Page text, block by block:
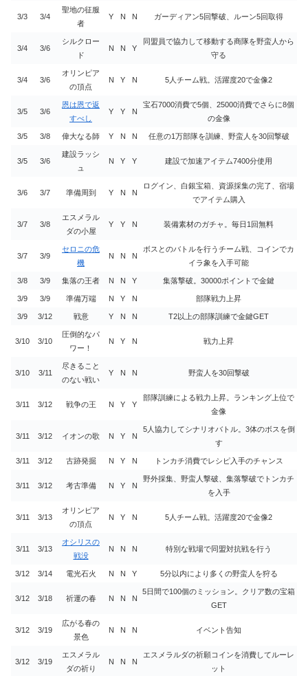
3/3 3/4
聖地の征服
者
Y N N ガーディアン5回撃破、ルーン5回取得
3/4 3/6
シルクロー
ド
N N Y
同盟員で協力して移動する商隊を野蛮人から
守る
3/4 3/6
オリンピア
の頂点
N Y N 5人チーム戦。活躍度20で金像2
3/5 3/6
恩は恩で返
すべし
Y Y N
宝石7000消費で5個、25000消費でさらに8個
の金像
3/5 3/8 偉大なる師 Y N N 任意の1万部隊を訓練、野蛮人を30回撃破
3/5 3/6
建設ラッシ
ュ
N Y Y 建設で加速アイテム7400分使用
3/6 3/7 準備周到 Y N N
ログイン、白銀宝箱、資源採集の完了、宿場
でアイテム購入
3/7 3/8
エスメラル
ダの小屋
Y Y N 装備素材のガチャ。毎日1回無料
3/7 3/9
セロニの危
機
N N N
ボスとのバトルを行うチーム戦、コインでカ
イラ象を入手可能
3/8 3/9 集落の王者 N N Y 集落撃破。30000ポイントで金鍵
3/9 3/9 準備万端 N Y N 部隊戦力上昇
3/9 3/12 戦意 Y N N T2以上の部隊訓練で金鍵GET
3/10 3/10
圧倒的なパ
ワー！
N Y N 戦力上昇
3/10 3/11
尽きること
のない戦い
Y N N 野蛮人を30回撃破
3/11 3/12 戦争の王 N Y Y
部隊訓練による戦力上昇。ランキング上位で
金像
3/11 3/12 イオンの歌 N Y N
5人協力してシナリオバトル。3体のボスを倒
す
3/11 3/12 古跡発掘 N Y N トンカチ消費でレシピ入手のチャンス
3/11 3/12 考古準備 N Y N
野外採集、野蛮人撃破、集落撃破でトンカチ
を入手
3/11 3/13
オリンピア
の頂点
N Y N 5人チーム戦。活躍度20で金像2
3/11 3/13
オシリスの
戦没
N N N 特別な戦場で同盟対抗戦を行う
3/12 3/14 電光石火 N N Y 5分以内により多くの野蛮人を狩る
3/12 3/18 祈運の春 N N N
5日間で100個のミッション。クリア数の宝箱
GET
3/12 3/19
広がる春の
景色
N N N イベント告知
3/12 3/19
エスメラル
ダの祈り
N N N
エスメラルダの祈願コインを消費してルーレ
ット